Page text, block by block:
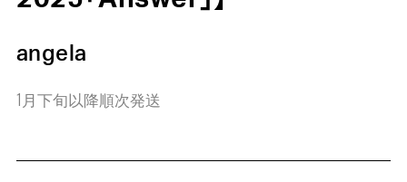
angela
1月下旬以降順次発送